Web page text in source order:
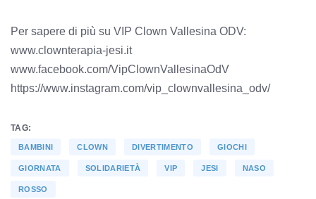
Per sapere di più su VIP Clown Vallesina ODV:
www.clownterapia-jesi.it
www.facebook.com/VipClownVallesinaOdV
https://www.instagram.com/vip_clownvallesina_odv/
TAG:
BAMBINI CLOWN DIVERTIMENTO GIOCHI
GIORNATA SOLIDARIETÀ VIP JESI NASO
ROSSO